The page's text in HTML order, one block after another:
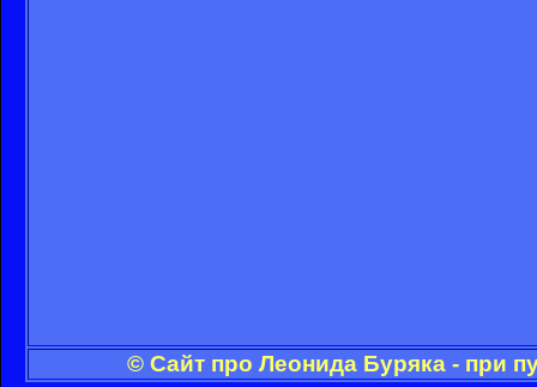
© Сайт про Леонида Буряка - при